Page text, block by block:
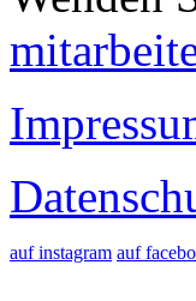
auf instagram auf